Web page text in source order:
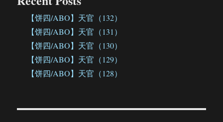
【饼四/ABO】天官（132）
【饼四/ABO】天官（131）
【饼四/ABO】天官（130）
【饼四/ABO】天官（129）
【饼四/ABO】天官（128）